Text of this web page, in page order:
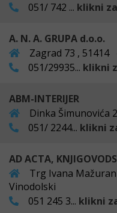
051/ 742 ... klikni
A. N. A. GRUPA d.o.o.
Zagrad 73 ,
051/29935... klikni
ABM-INTERIJER
Dinka
051/ 2244... klikni
AD ACTA,
Trg Ivana
Vinodolski
051 245 3... klikni